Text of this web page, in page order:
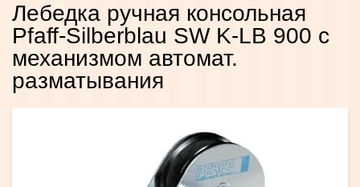
Лебедка ручная консольная
Pfaff-Silberblau SW K-LB 900 c
механизмом автомат.
разматывания